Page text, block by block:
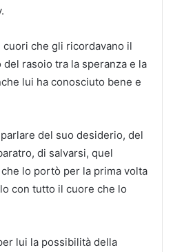
cuori che gli ricordavano il
rasoio tra la speranza e la
lui ha conosciuto bene e
del suo desiderio, del
di salvarsi, quel
lo portò per la prima volta
con tutto il cuore che lo
lui la possibilità della